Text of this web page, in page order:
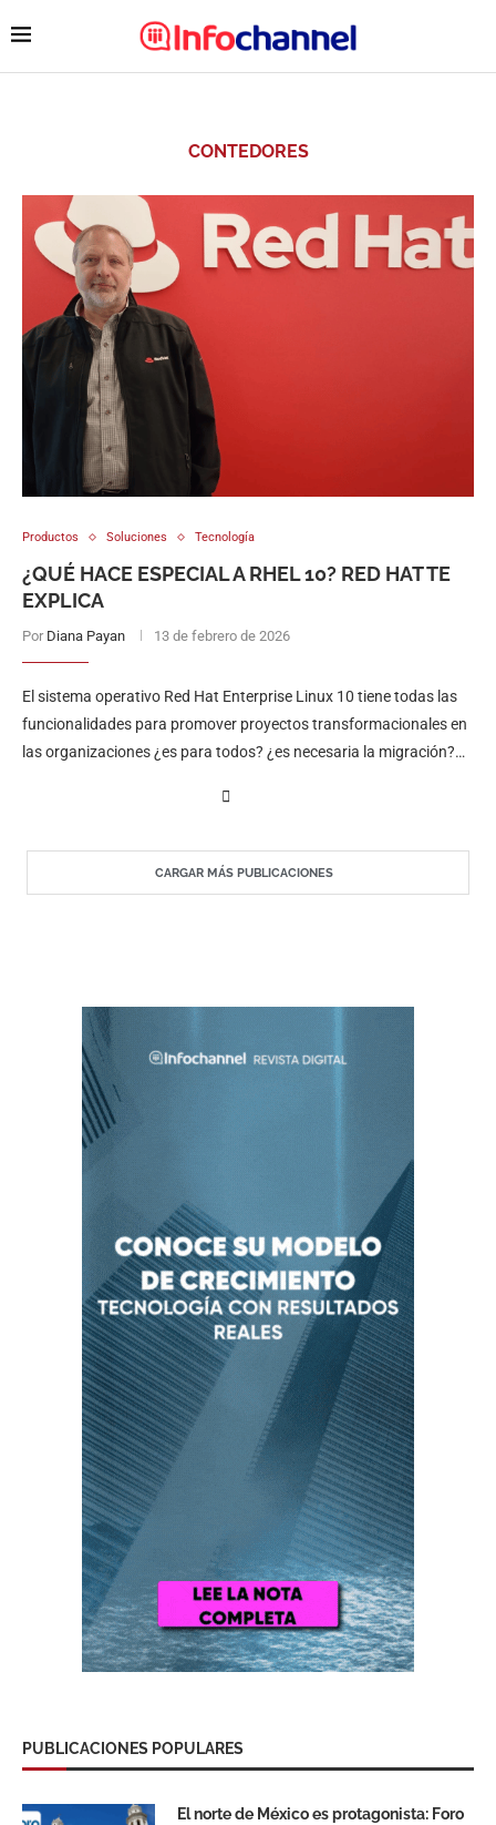
CONTEDORES
Productos Soluciones Tecnología
¿QUÉ HACE ESPECIAL A RHEL 10? RED HAT TE
EXPLICA
Por Diana Payan 13 de febrero de 2026
El sistema operativo Red Hat Enterprise Linux 10 tiene todas las
funcionalidades para promover proyectos transformacionales en
las organizaciones ¿es para todos? ¿es necesaria la migración?
CARGAR MÁS PUBLICACIONES
PUBLICACIONES POPULARES
El norte de México es protagonista: Foro